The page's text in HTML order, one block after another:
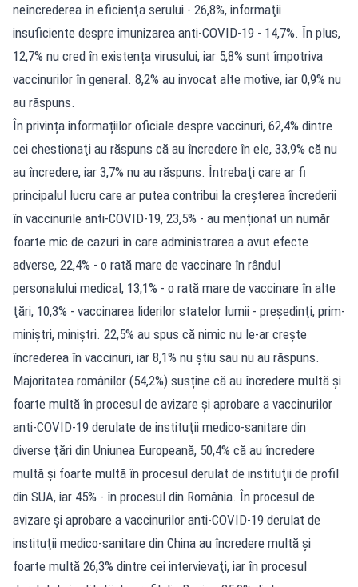
neîncrederea în eficienţa serului - 26,8%, informaţii
insuficiente despre imunizarea anti-COVID-19 - 14,7%. În plus,
12,7% nu cred în existența virusului, iar 5,8% sunt împotriva
vaccinurilor în general. 8,2% au invocat alte motive, iar 0,9% nu
au răspuns.
În privința informațiilor oficiale despre vaccinuri, 62,4% dintre
cei chestionaţi au răspuns că au încredere în ele, 33,9% că nu
au încredere, iar 3,7% nu au răspuns. Întrebaţi care ar fi
principalul lucru care ar putea contribui la creşterea încrederii
în vaccinurile anti-COVID-19, 23,5% - au menționat un număr
foarte mic de cazuri în care administrarea a avut efecte
adverse, 22,4% - o rată mare de vaccinare în rândul
personalului medical, 13,1% - o rată mare de vaccinare în alte
ţări, 10,3% - vaccinarea liderilor statelor lumii - preşedinţi, prim-
miniştri, miniştri. 22,5% au spus că nimic nu le-ar creşte
încrederea în vaccinuri, iar 8,1% nu ştiu sau nu au răspuns.
Majoritatea românilor (54,2%) susține că au încredere multă şi
foarte multă în procesul de avizare şi aprobare a vaccinurilor
anti-COVID-19 derulate de instituţii medico-sanitare din
diverse ţări din Uniunea Europeană, 50,4% că au încredere
multă şi foarte multă în procesul derulat de instituţii de profil
din SUA, iar 45% - în procesul din România. În procesul de
avizare şi aprobare a vaccinurilor anti-COVID-19 derulat de
instituţii medico-sanitare din China au încredere multă şi
foarte multă 26,3% dintre cei intervievaţi, iar în procesul